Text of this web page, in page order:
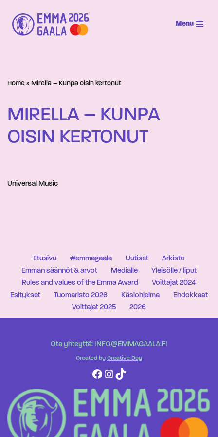
Siirry
suoraan
Menu
Home » Mirella – Kunpa oisin kertonut
MIRELLA – KUNPA
OISIN KERTONUT
Universal Music
Etusivu #emmagaala Uutiset
Arkisto
Emman säännöt & arvot
Medialle
Yleisölle / liput
Rules and values of the Emma Award
Voittajat 2024
Esitykset
Tuomaristo 2026 Käsiohjelma
Ehdokkaat
Voittajat 2025
2026
Ota yhteyttä: INFO@EMMAGAALA.FI
Created by Creative Day